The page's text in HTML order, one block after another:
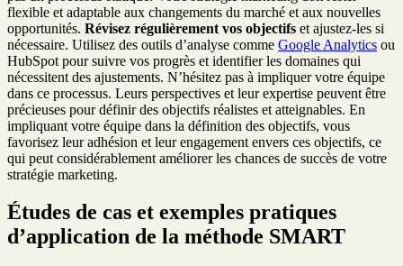
flexible et adaptable aux changements du marché et aux nouvelles
opportunités. Révisez régulièrement vos objectifs et ajustez-les si
nécessaire. Utilisez des outils d’analyse comme Google Analytics ou
HubSpot pour suivre vos progrès et identifier les domaines qui
nécessitent des ajustements. N’hésitez pas à impliquer votre équipe
dans ce processus. Leurs perspectives et leur expertise peuvent être
précieuses pour définir des objectifs réalistes et atteignables. En
impliquant votre équipe dans la définition des objectifs, vous
favorisez leur adhésion et leur engagement envers ces objectifs, ce
qui peut considérablement améliorer les chances de succès de votre
stratégie marketing.
Études de cas et exemples pratiques
d’application de la méthode SMART